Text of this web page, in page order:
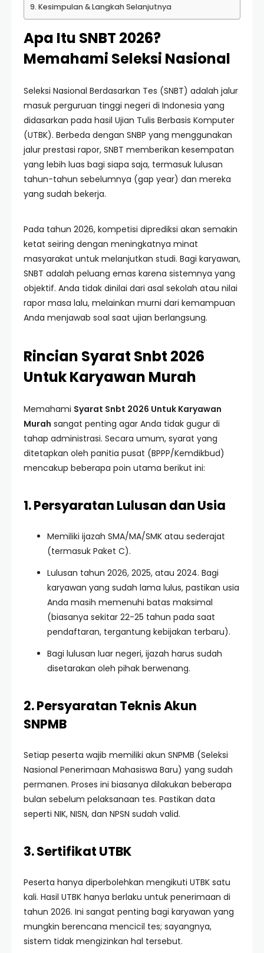
Kesimpulan & Langkah Selanjutnya
Apa Itu SNBT 2026?
Memahami Seleksi Nasional
Seleksi Nasional Berdasarkan Tes (SNBT) adalah jalur
masuk perguruan tinggi negeri di Indonesia yang
didasarkan pada hasil Ujian Tulis Berbasis Komputer
(UTBK). Berbeda dengan SNBP yang menggunakan
jalur prestasi rapor, SNBT memberikan kesempatan
yang lebih luas bagi siapa saja, termasuk lulusan
tahun-tahun sebelumnya (gap year) dan mereka
yang sudah bekerja.
Pada tahun 2026, kompetisi diprediksi akan semakin
ketat seiring dengan meningkatnya minat
masyarakat untuk melanjutkan studi. Bagi karyawan,
SNBT adalah peluang emas karena sistemnya yang
objektif. Anda tidak dinilai dari asal sekolah atau nilai
rapor masa lalu, melainkan murni dari kemampuan
Anda menjawab soal saat ujian berlangsung.
Rincian Syarat Snbt 2026
Untuk Karyawan Murah
Memahami Syarat Snbt 2026 Untuk Karyawan
Murah sangat penting agar Anda tidak gugur di
tahap administrasi. Secara umum, syarat yang
ditetapkan oleh panitia pusat (BPPP/Kemdikbud)
mencakup beberapa poin utama berikut ini:
1. Persyaratan Lulusan dan Usia
Memiliki ijazah SMA/MA/SMK atau sederajat
(termasuk Paket C).
Lulusan tahun 2026, 2025, atau 2024. Bagi
karyawan yang sudah lama lulus, pastikan usia
Anda masih memenuhi batas maksimal
(biasanya sekitar 22-25 tahun pada saat
pendaftaran, tergantung kebijakan terbaru).
Bagi lulusan luar negeri, ijazah harus sudah
disetarakan oleh pihak berwenang.
2. Persyaratan Teknis Akun
SNPMB
Setiap peserta wajib memiliki akun SNPMB (Seleksi
Nasional Penerimaan Mahasiswa Baru) yang sudah
permanen. Proses ini biasanya dilakukan beberapa
bulan sebelum pelaksanaan tes. Pastikan data
seperti NIK, NISN, dan NPSN sudah valid.
3. Sertifikat UTBK
Peserta hanya diperbolehkan mengikuti UTBK satu
kali. Hasil UTBK hanya berlaku untuk penerimaan di
tahun 2026. Ini sangat penting bagi karyawan yang
mungkin berencana mencicil tes; sayangnya,
sistem tidak mengizinkan hal tersebut.